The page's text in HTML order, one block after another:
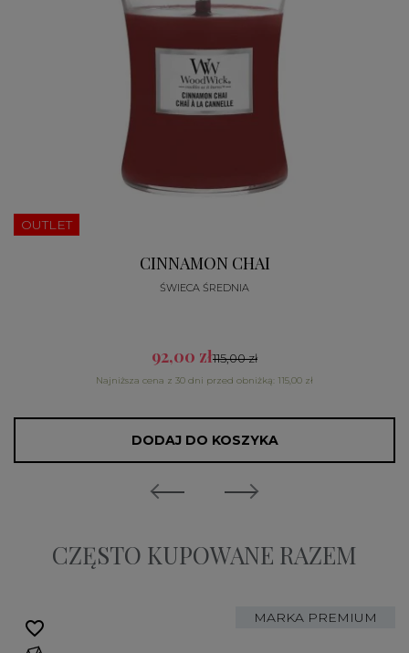
OUTLET
CINNAMON CHAI
ŚWIECA ŚREDNIA
92,00 zł115,00 zł
Najniższa cena z 30 dni przed obniżką: 115,00 zł
DODAJ DO KOSZYKA
CZĘSTO KUPOWANE RAZEM
MARKA PREMIUM
favorite_border